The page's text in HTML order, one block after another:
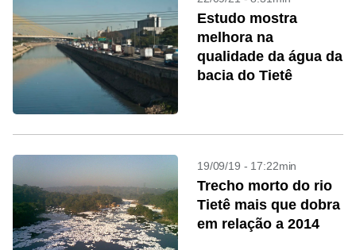
Estudo mostra
melhora na
qualidade da água da
bacia do Tietê
19/09/19 - 17:22min
Trecho morto do rio
Tietê mais que dobra
em relação a 2014